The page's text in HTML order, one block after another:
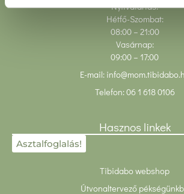
Nyitvatartás:
Hétfő-Szombat:
08:00 – 21:00
Vasárnap:
09:00 – 17:00
E-mail:
Telefon:06 1 618 0106
Hasznos linkek
Asztalfoglalás!
Tibidabo webshop
Útvonaltervező